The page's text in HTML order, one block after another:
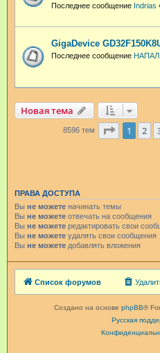
Последнее сообщение Indrias
GigaDevice
Последнее сообщение
Новая тема
8596 тем 1 2
ПРАВА ДОСТУПА
Вы не можете начинать темы
Вы не можете отвечать на сообщения
Вы не можете редактировать свои
Вы не можете удалять свои сообщения
Вы не можете добавлять вложения
Список форумов
Создано на основе phpBB®
Русская